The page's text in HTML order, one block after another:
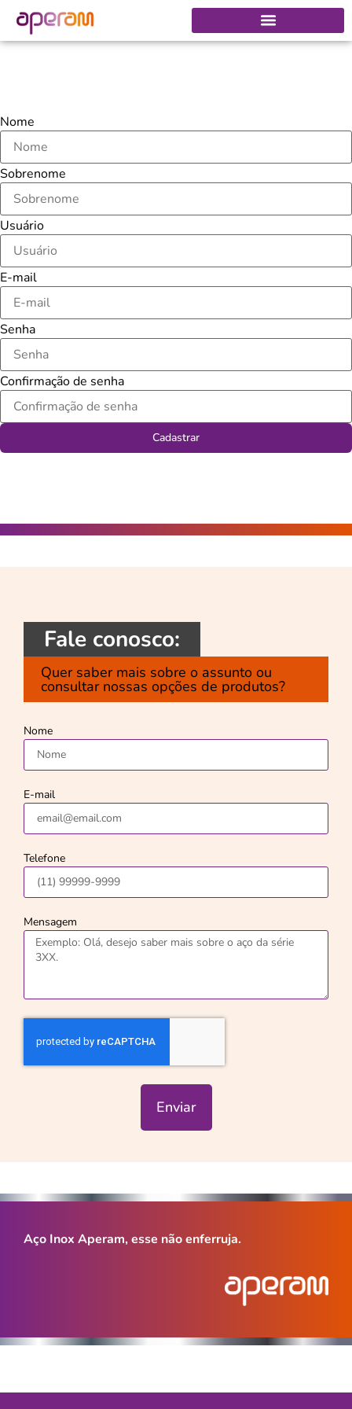
Nome
Sobrenome
Usuário
E-mail
Senha
Confirmação de senha
Cadastrar
Fale conosco:
Quer saber mais sobre o assunto ou
consultar nossas opções de produtos?
Nome
E-mail
Telefone
Mensagem
Enviar
Aço Inox Aperam, esse não enferruja.